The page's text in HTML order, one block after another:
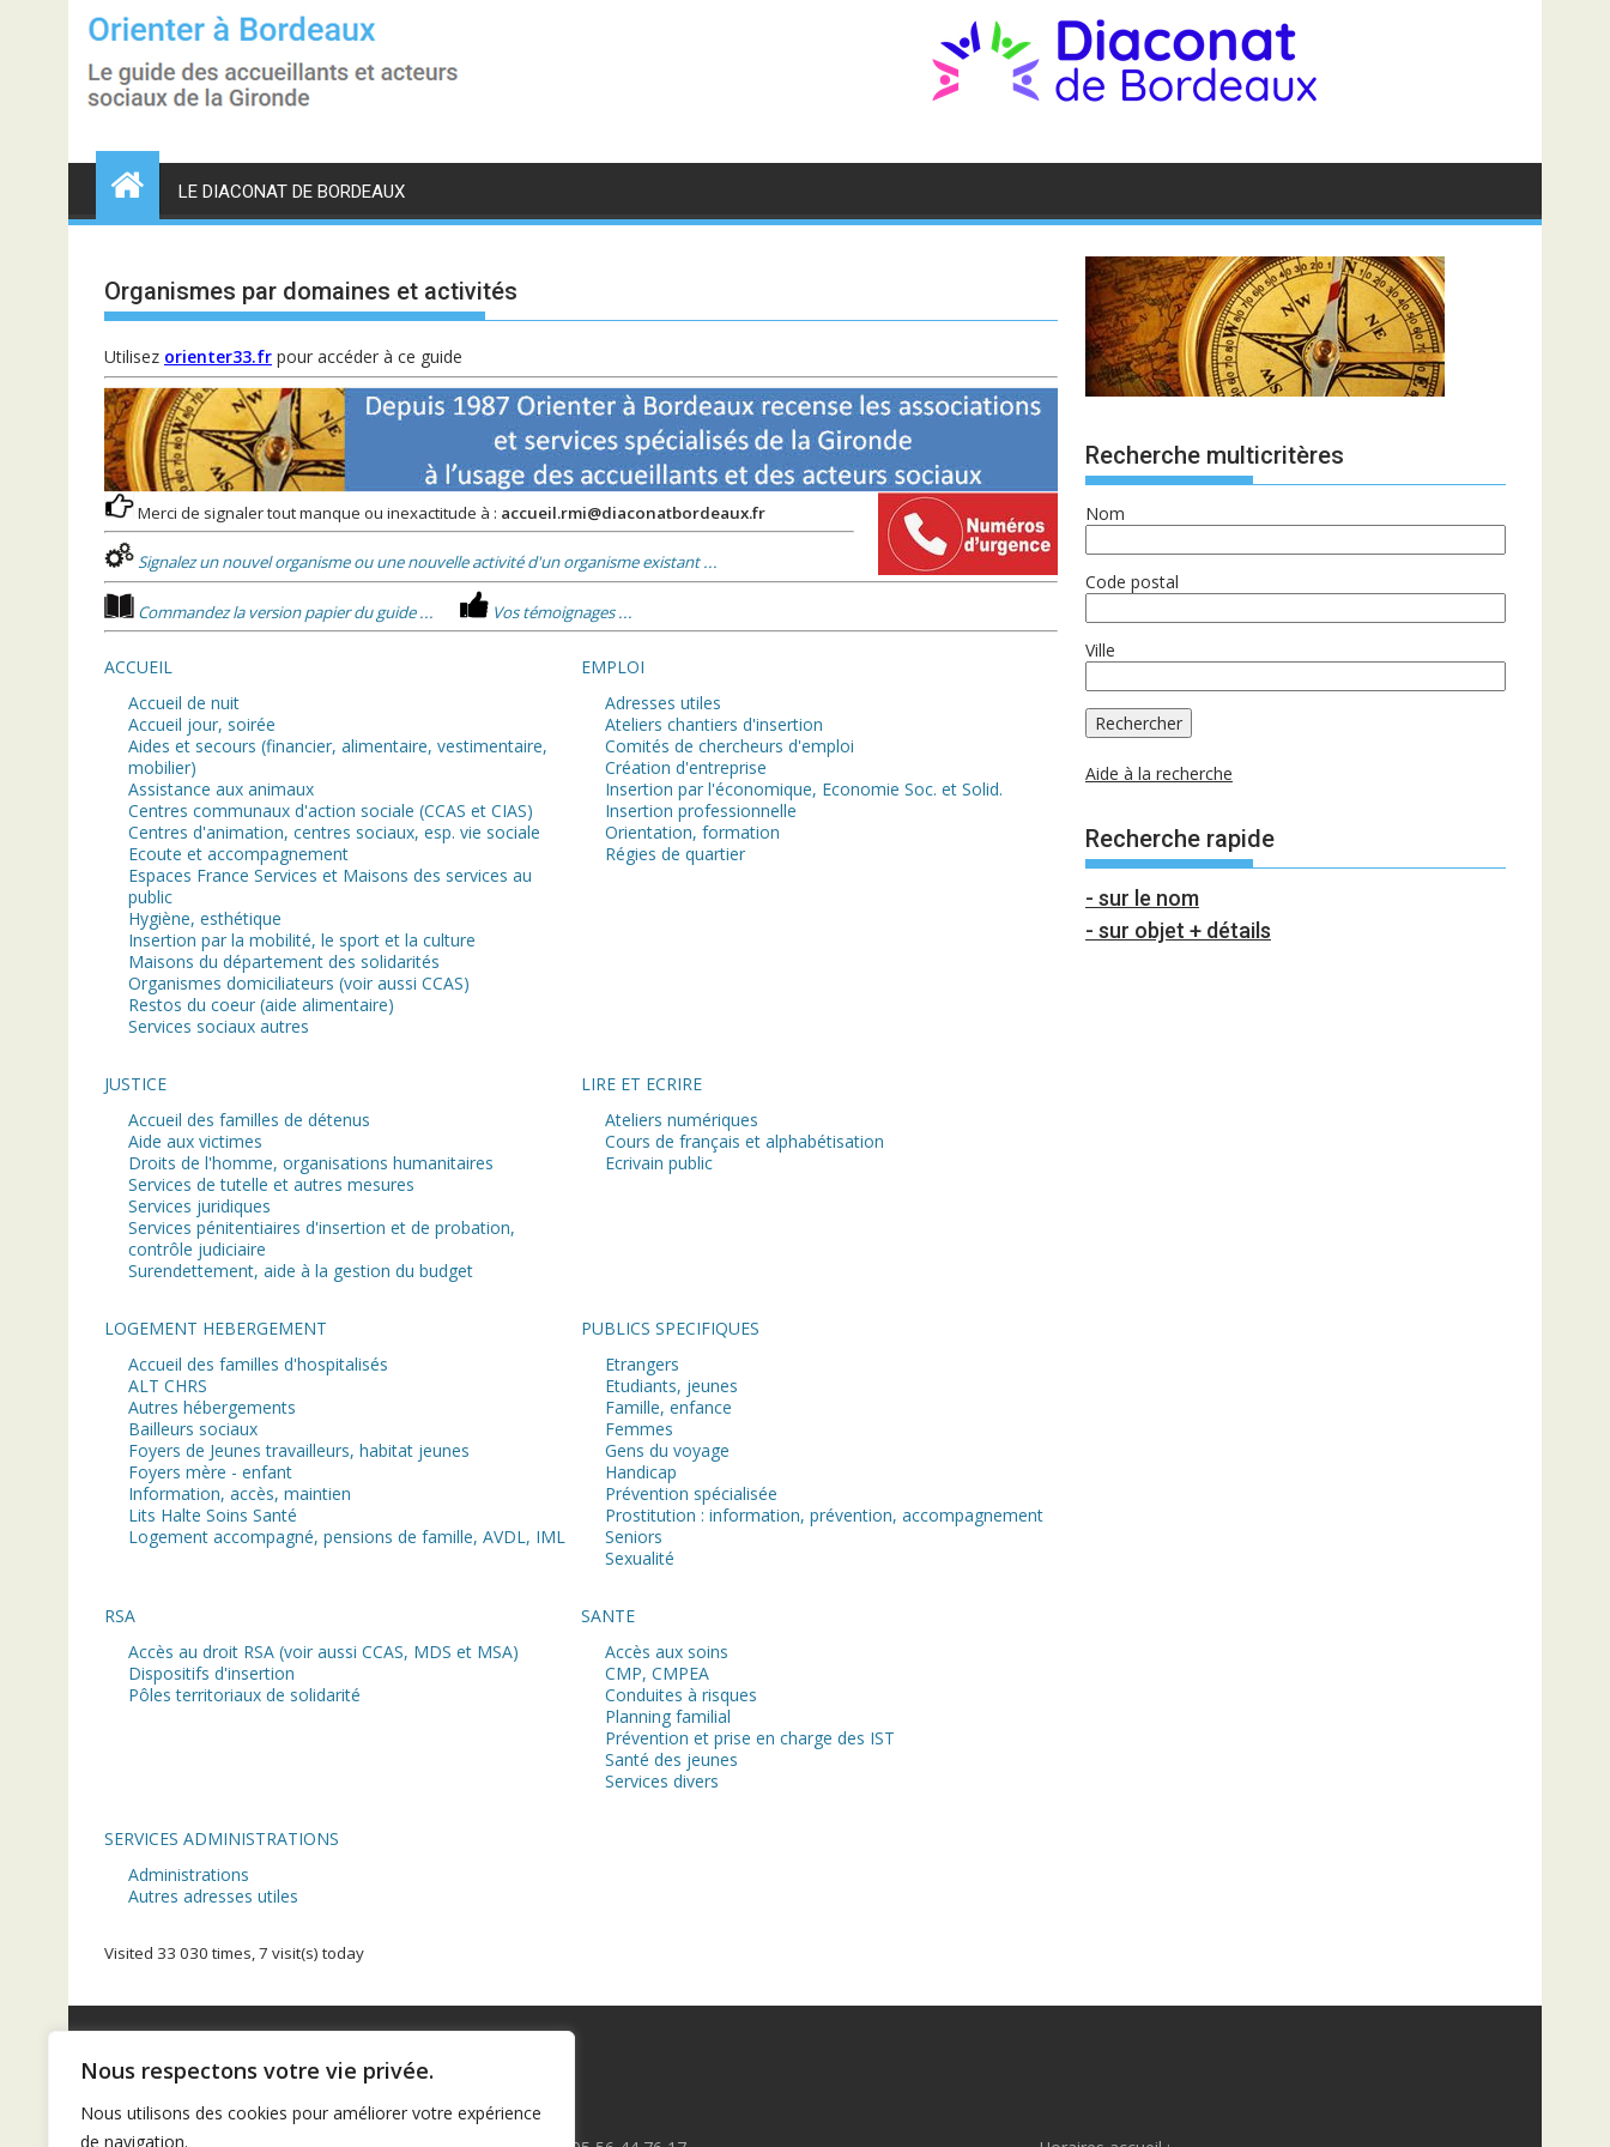
Nous respectons votre vie privée.
Nous utilisons des cookies pour améliorer votre expérience
de navigation.
o
e
LE DIACONAT DE BORDEAUX
Organismes par domaines et activités
Utilisez orienter33.fr pour accéder à ce guide
Merci de signaler tout manque ou inexactitude à : accueil.rmi@diaconatbordeaux.fr
Signalez un nouvel organisme ou une nouvelle activité d'un organisme existant ...
Commandez la version papier du guide ... Vos témoignages ...
ACCUEIL
Accueil de nuit
Accueil jour, soirée
Aides et secours (financier, alimentaire, vestimentaire,
mobilier)
Assistance aux animaux
Centres communaux d'action sociale (CCAS et CIAS)
Centres d'animation, centres sociaux, esp. vie sociale
Ecoute et accompagnement
Espaces France Services et Maisons des services au
public
Hygiène, esthétique
Insertion par la mobilité, le sport et la culture
Maisons du département des solidarités
Organismes domiciliateurs (voir aussi CCAS)
Restos du coeur (aide alimentaire)
Services sociaux autres
EMPLOI
Adresses utiles
Ateliers chantiers d'insertion
Comités de chercheurs d'emploi
Création d'entreprise
Insertion par l'économique, Economie Soc. et Solid.
Insertion professionnelle
Orientation, formation
Régies de quartier
JUSTICE
Accueil des familles de détenus
Aide aux victimes
Droits de l'homme, organisations humanitaires
Services de tutelle et autres mesures
Services juridiques
Services pénitentiaires d'insertion et de probation,
contrôle judiciaire
Surendettement, aide à la gestion du budget
LIRE ET ECRIRE
Ateliers numériques
Cours de français et alphabétisation
Ecrivain public
LOGEMENT HEBERGEMENT
Accueil des familles d'hospitalisés
ALT CHRS
Autres hébergements
Bailleurs sociaux
Foyers de Jeunes travailleurs, habitat jeunes
Foyers mère - enfant
Information, accès, maintien
Lits Halte Soins Santé
Logement accompagné, pensions de famille, AVDL, IML
PUBLICS SPECIFIQUES
Etrangers
Etudiants, jeunes
Famille, enfance
Femmes
Gens du voyage
Handicap
Prévention spécialisée
Prostitution : information, prévention, accompagnement
Seniors
Sexualité
RSA
Accès au droit RSA (voir aussi CCAS, MDS et MSA)
Dispositifs d'insertion
Pôles territoriaux de solidarité
SANTE
Accès aux soins
CMP, CMPEA
Conduites à risques
Planning familial
Prévention et prise en charge des IST
Santé des jeunes
Services divers
SERVICES ADMINISTRATIONS
Administrations
Autres adresses utiles
Visited 33 030 times, 7 visit(s) today
Recherche multicritères
Nom
Code postal
Ville
Aide à la recherche
Recherche rapide
- sur le nom
- sur objet + détails
Diaconat de Bordeaux